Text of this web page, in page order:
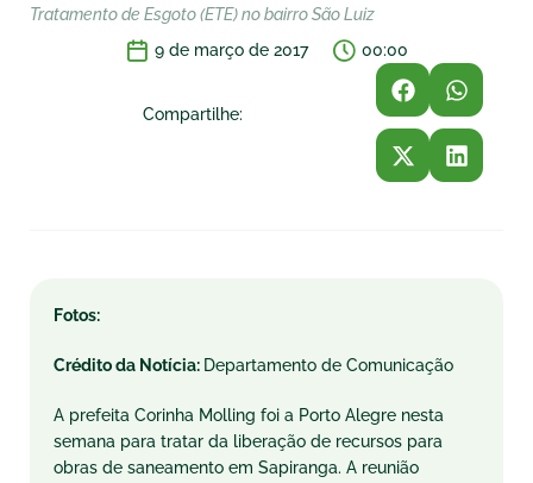
Tratamento de Esgoto (ETE) no bairro São Luiz
9 de março de 2017
00:00
Compartilhe:
Fotos:
Crédito da Notícia: Departamento de Comunicação
A prefeita Corinha Molling foi a Porto Alegre nesta
semana para tratar da liberação de recursos para
obras de saneamento em Sapiranga. A reunião